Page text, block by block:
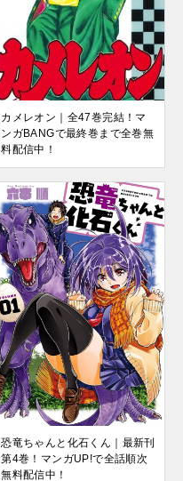
カメレオン｜全47巻完結！マ
ンガBANGで最終巻まで全巻無
料配信中！
恐竜ちゃんと化石くん｜最新刊
第4巻！マンガUP!で全話順次
無料配信中！